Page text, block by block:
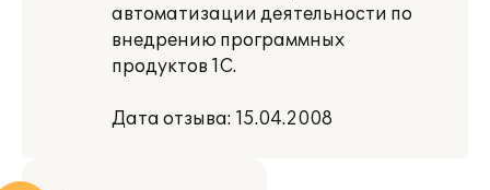
автоматизации деятельности по
внедрению программных
продуктов 1С.
Дата отзыва: 15.04.2008